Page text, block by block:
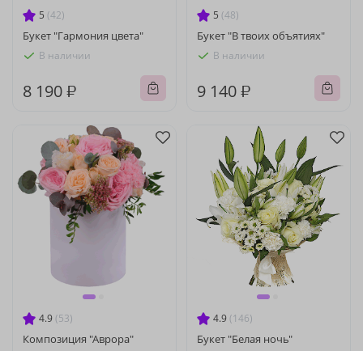
5 (42)
Букет "Гармония цвета"
В наличии
8 190 ₽
5 (48)
Букет "В твоих объятиях"
В наличии
9 140 ₽
4.9 (53)
Композиция "Аврора"
4.9 (146)
Букет "Белая ночь"